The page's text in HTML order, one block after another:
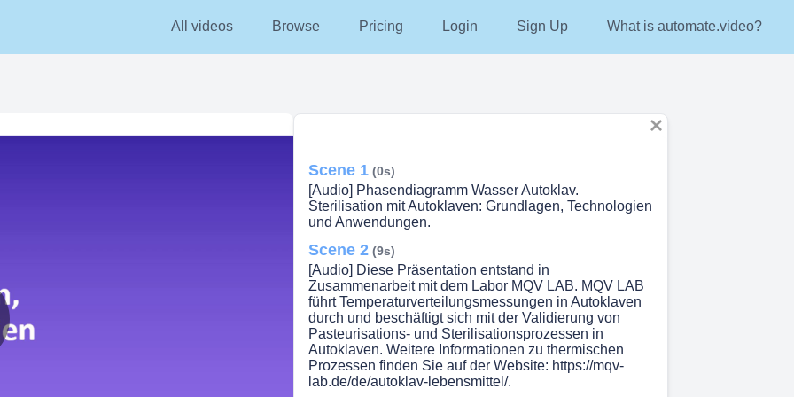
All videos Browse Pricing Login Sign Up What is automate.video?
Scene 1 (0s)
[Audio] Phasendiagramm Wasser Autoklav.
Sterilisation mit Autoklaven: Grundlagen, Technologien
und Anwendungen.
Scene 2 (9s)
[Audio] Diese Präsentation entstand in
Zusammenarbeit mit dem Labor MQV LAB. MQV LAB
führt Temperaturverteilungs­messungen in Autoklaven
durch und beschäftigt sich mit der Validierung von
Pasteurisations- und Sterilisationsprozessen in
Autoklaven. Weitere Informationen zu thermischen
Prozessen finden Sie auf der Website: https://mqv-
lab.de/de/autoklav-lebensmittel/.